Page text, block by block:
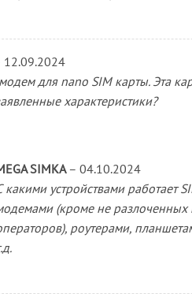
12.09.2024
для nano SIM карты. Эта
характеристики?
SIMKA– 04.10.2024
какими устройствами работает
(кроме не разлоченных
роутерами,